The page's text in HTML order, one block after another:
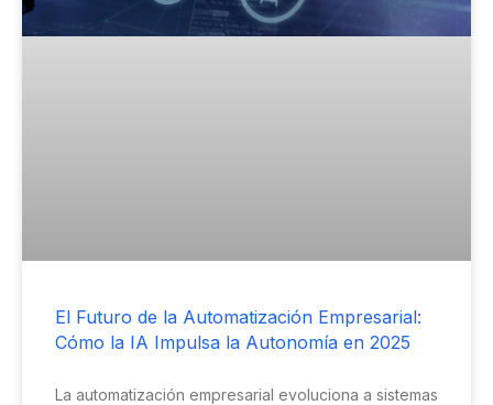
El Futuro de la Automatización Empresarial:
Cómo la IA Impulsa la Autonomía en 2025
La automatización empresarial evoluciona a sistemas